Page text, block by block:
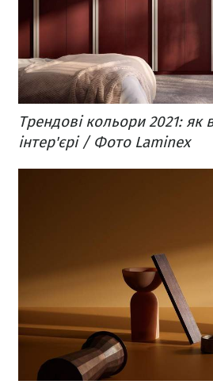
Трендові кольори 2021: як
інтер'єрі / Фото Laminex